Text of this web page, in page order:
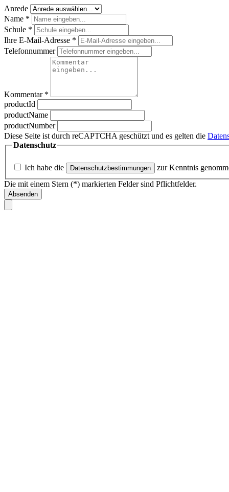
Anrede
Name *
Schule *
Ihre E-Mail-Adresse *
Telefonnummer
Kommentar *
productId
productName
productNumber
Diese Seite ist durch reCAPTCHA geschützt und es gelten die
Datenschutz
Ich habe die Datenschutzbestimmungen
zur Kenntnis
Die mit einem Stern (*) markierten Felder sind Pflichtfelder.
Absenden